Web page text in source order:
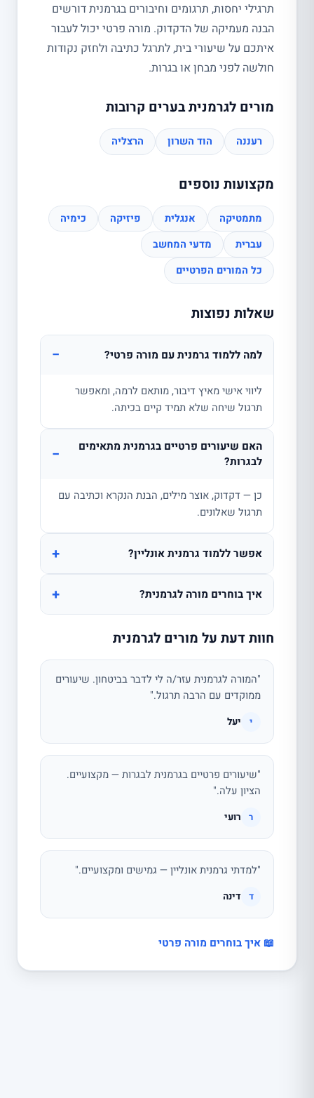
תרגילי יחסות, תרגומים וחיבורים בגרמנית דורשים
הבנה מעמיקה של הדקדוק. מורה פרטי יכול לעבור
איתכם על שיעורי בית, לתרגל כתיבה ולחזק נקודות
חולשה לפני מבחן או בגרות.
מורים לגרמנית בערים קרובות
רעננה הוד השרון הרצליה
מקצועות נוספים
מתמטיקה אנגלית פיזיקה
כימיה
עברית
מדעי המחשב
כל המורים הפרטיים
שאלות נפוצות
למה ללמוד גרמנית עם מורה פרטי? −
ליווי אישי מאיץ דיבור, מותאם לרמה, ומאפשר
תרגול שיחה שלא תמיד קיים בכיתה.
האם שיעורים פרטיים בגרמנית מתאימים
לבגרות?
−
כן — דקדוק, אוצר מילים, הבנת הנקרא וכתיבה עם
תרגול שאלונים.
אפשר ללמוד גרמנית אונליין? +
איך בוחרים מורה לגרמנית? +
חוות דעת על מורים לגרמנית
"המורה לגרמנית עזר/ה לי לדבר בביטחון. שיעורים
ממוקדים עם הרבה תרגול."
י יעל
"שיעורים פרטיים בגרמנית לבגרות — מקצועיים.
הציון עלה."
ר רועי
"למדתי גרמנית אונליין — גמישים ומקצועיים."
ד דינה
📖 איך בוחרים מורה פרטי